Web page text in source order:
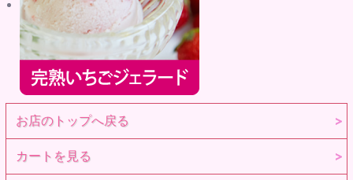
お店のトップへ戻る
カートを見る